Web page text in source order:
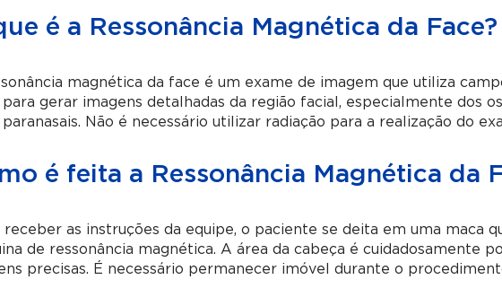
é a Ressonância Magnética da Face?
magnética da face é um exame de imagem que utiliza
gerar imagens detalhadas da região facial, especialmente dos
paranasais. Não é necessário utilizar radiação para a realização do
é feita a Ressonância Magnética da
receber as instruções da equipe, o paciente se deita em uma maca
de ressonância magnética. A área da cabeça é cuidadosamente
precisas. É necessário permanecer imóvel durante o